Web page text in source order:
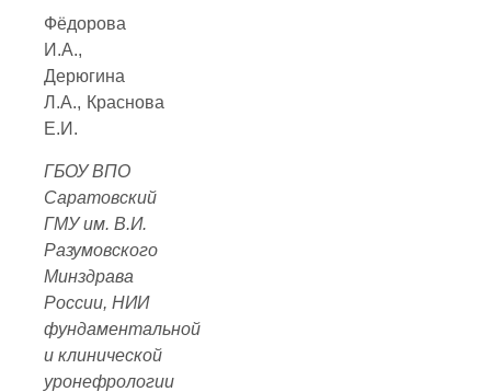
Фёдорова
И.А.,
Дерюгина
Л.А., Краснова
Е.И.
ГБОУ ВПО
Саратовский
ГМУ им. В.И.
Разумовского
Минздрава
России, НИИ
фундаментальной
и клинической
уронефрологии